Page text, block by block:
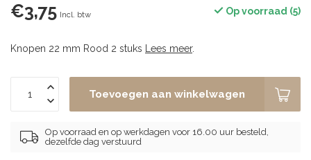
€3,75 Incl. btw Op voorraad (5)
Knopen 22 mm Rood 2 stuks Lees meer.
Toevoegen aan winkelwagen
Op voorraad en op werkdagen voor 16.00 uur besteld,
dezelfde dag verstuurd